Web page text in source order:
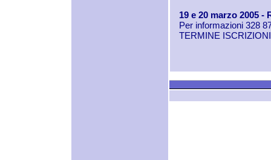
19 e 20 marzo 2005
Per informazioni 328
TERMINE